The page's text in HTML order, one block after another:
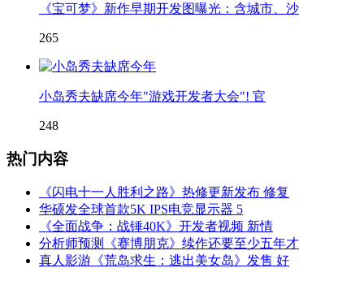
《宝可梦》新作早期开发图曝光：含城市、沙
265
小岛秀夫缺席今年"游戏开发者大会"! 官
248
热门内容
《闪电十一人胜利之路》热修更新发布 修复
华硕发全球首款5K IPS电竞显示器 5
《全面战争：战锤40K》开发者视频 新情
分析师预测《赛博朋克》续作还要至少五年才
真人影游《荒岛求生：逃出美女岛》发售 好